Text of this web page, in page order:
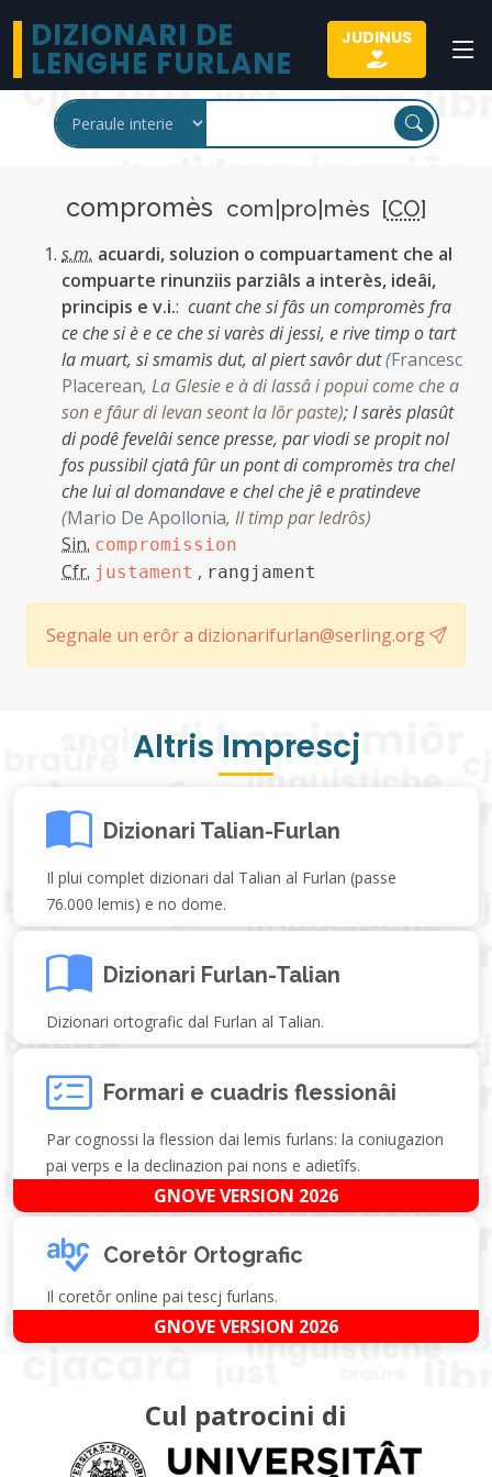
DIZIONARI DE
LENGHE FURLANE
JUDINUS
compromès com|pro|mès [CO]
s.m. acuardi, soluzion o compuartament che al
compuarte rinunziis parziâls a interès, ideâi,
principis e v.i.: cuant che si fâs un compromès fra
ce che si è e ce che si varès di jessi, e rive timp o tart
la muart, si smamìs dut, al piert savôr dut(Francesc
Placerean, La Glesie e à di lassâ i popui come che a
son e fâur di levan seont la lôr paste);I sarès plasût
di podê fevelâi sence presse, par viodi se propit nol
fos pussibil cjatâ fûr un pont di compromès tra chel
che lui al domandave e chel che jê e pratindeve
(Mario De Apollonia, Il timp par ledrôs)
Sin. compromission
Cfr. justament , rangjament
Segnale un erôr a dizionarifurlan@serling.org
Altris Imprescj
Dizionari Talian-Furlan
Il plui complet dizionari dal Talian al Furlan (passe
76.000 lemis) e no dome.
Dizionari Furlan-Talian
Dizionari ortografic dal Furlan al Talian.
Formari e cuadris flessionâi
Par cognossi la flession dai lemis furlans: la coniugazion
pai verps e la declinazion pai nons e adietîfs.
GNOVE VERSION 2026
Coretôr Ortografic
Il coretôr online pai tescj furlans.
GNOVE VERSION 2026
Cul patrocini di